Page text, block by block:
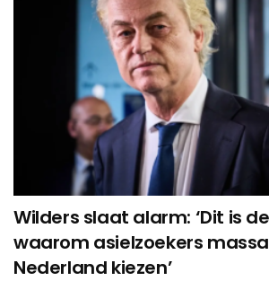
Wilders slaat alarm: ‘Dit is
waarom asielzoekers
Nederland kiezen’